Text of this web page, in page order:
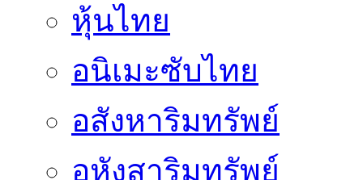
หุ้นไทย
อนิเมะซับไทย
อสังหาริมทรัพย์
อหังสาริมทรัพย์